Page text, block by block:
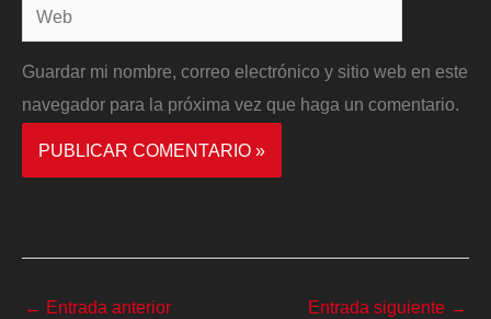
Web
Guardar mi nombre, correo electrónico y sitio web en este
navegador para la próxima vez que haga un comentario.
← Entrada anterior Entrada siguiente →